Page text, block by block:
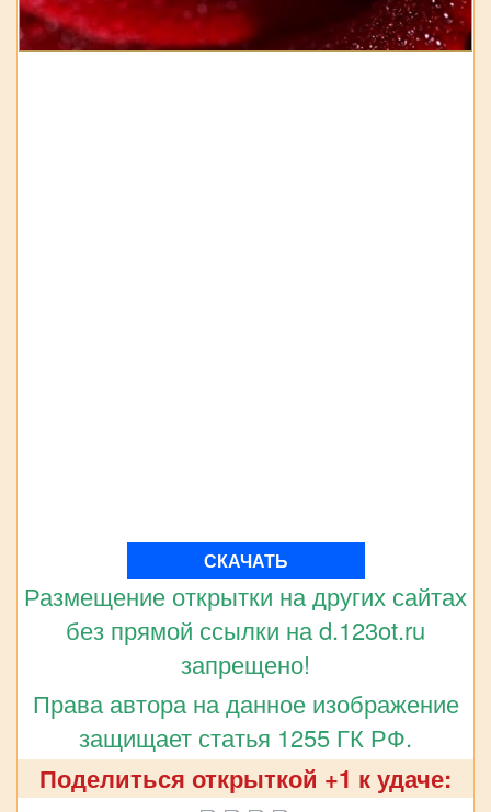
СКАЧАТЬ
Размещение открытки на других сайтах
без прямой ссылки на d.123ot.ru
запрещено!
Права автора на данное изображение
защищает статья 1255 ГК РФ.
Поделиться открыткой +1 к удаче: